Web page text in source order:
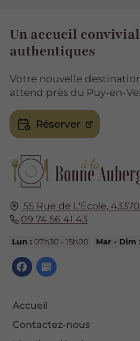
55 Rue de L'École,43370
09 74 56 41 43
Lun : 07h30 - 15h00 Mar - Dim :
Accueil
Contactez-nous
Un accueil
authentiques
Votre nouvelle
attend près du Puy-en-
Réserver